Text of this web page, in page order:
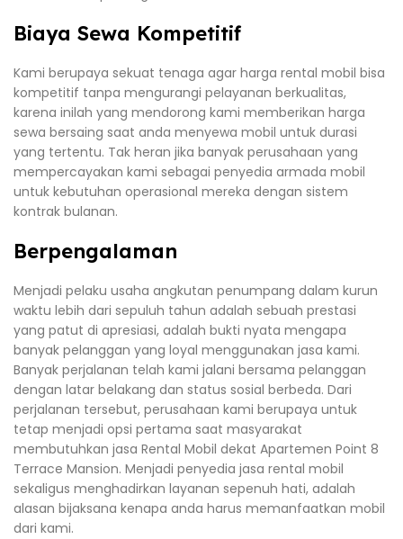
Biaya Sewa Kompetitif
Kami berupaya sekuat tenaga agar harga rental mobil bisa
kompetitif tanpa mengurangi pelayanan berkualitas,
karena inilah yang mendorong kami memberikan harga
sewa bersaing saat anda menyewa mobil untuk durasi
yang tertentu. Tak heran jika banyak perusahaan yang
mempercayakan kami sebagai penyedia armada mobil
untuk kebutuhan operasional mereka dengan sistem
kontrak bulanan.
Berpengalaman
Menjadi pelaku usaha angkutan penumpang dalam kurun
waktu lebih dari sepuluh tahun adalah sebuah prestasi
yang patut di apresiasi, adalah bukti nyata mengapa
banyak pelanggan yang loyal menggunakan jasa kami.
Banyak perjalanan telah kami jalani bersama pelanggan
dengan latar belakang dan status sosial berbeda. Dari
perjalanan tersebut, perusahaan kami berupaya untuk
tetap menjadi opsi pertama saat masyarakat
membutuhkan jasa Rental Mobil dekat Apartemen Point 8
Terrace Mansion. Menjadi penyedia jasa rental mobil
sekaligus menghadirkan layanan sepenuh hati, adalah
alasan bijaksana kenapa anda harus memanfaatkan mobil
dari kami.